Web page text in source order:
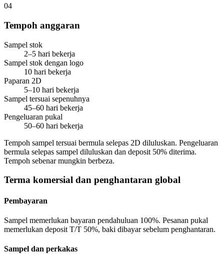
04
Tempoh anggaran
Sampel stok
2–5 hari bekerja
Sampel stok dengan logo
10 hari bekerja
Paparan 2D
5–10 hari bekerja
Sampel tersuai sepenuhnya
45–60 hari bekerja
Pengeluaran pukal
50–60 hari bekerja
Tempoh sampel tersuai bermula selepas 2D diluluskan. Pengeluaran
bermula selepas sampel diluluskan dan deposit 50% diterima.
Tempoh sebenar mungkin berbeza.
Terma komersial dan penghantaran global
Pembayaran
Sampel memerlukan bayaran pendahuluan 100%. Pesanan pukal
memerlukan deposit T/T 50%, baki dibayar sebelum penghantaran.
Sampel dan perkakas